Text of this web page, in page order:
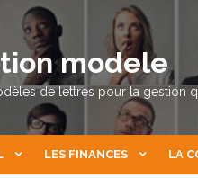
modele
de lettres pour la gestion
LES FINANCES LA